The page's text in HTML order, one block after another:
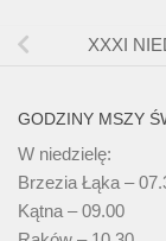
XXXI
GODZINY MSZY
W niedzielę:
Brzezia Łąka –
Kątna – 09.00